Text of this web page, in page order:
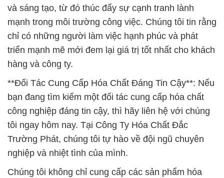
và sáng tạo, từ đó thúc đẩy sự cạnh tranh lành
mạnh trong môi trường công việc. Chúng tôi tin rằng
chỉ có những người làm việc hạnh phúc và phát
triển mạnh mẽ mới đem lại giá trị tốt nhất cho khách
hàng và công ty.
**Đối Tác Cung Cấp Hóa Chất Đáng Tin Cậy**: Nếu
bạn đang tìm kiếm một đối tác cung cấp hóa chất
công nghiệp đáng tin cậy, thì hãy liên hệ với chúng
tôi ngay hôm nay. Tại Công Ty Hóa Chất Đắc
Trường Phát, chúng tôi tự hào về đội ngũ chuyên
nghiệp và nhiệt tình của mình.
Chúng tôi không chỉ cung cấp các sản phẩm hóa